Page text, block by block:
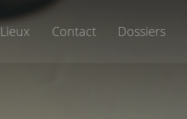
Lieux Contact Dossiers